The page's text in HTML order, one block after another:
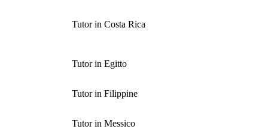
Tutor in Costa Rica
Tutor in Egitto
Tutor in Filippine
Tutor in Messico